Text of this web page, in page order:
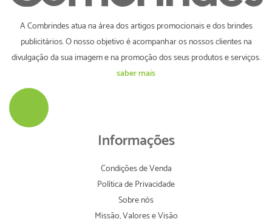
A Combrindes atua na área dos artigos promocionais e dos brindes
publicitários. O nosso objetivo é acompanhar os nossos clientes na
divulgação da sua imagem e na promoção dos seus produtos e serviços.
saber mais
Informações
Condições de Venda
Política de Privacidade
Sobre nós
Missão, Valores e Visão